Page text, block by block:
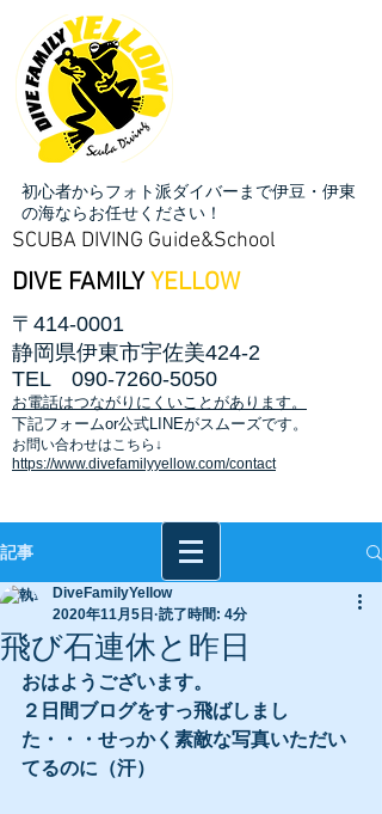
初心者からフォト派ダイバーまで伊豆・伊東
の海ならお任せください！
SCUBA DIVING Guide&School
DIVE FAMILY YELLOW
〒414-0001
静岡県伊東市宇佐美424-2
TEL 090-7260-5050
お電話はつながりにくいことがあります。
​下記フォームor公式LINEがスムーズです。
お問い合わせはこちら↓
https://www.divefamilyyellow.com/contact
記事
飛び石連休と昨日
DiveFamilyYellow
2020年11月5日 読了時間: 4分
おはようございます。
２日間ブログをすっ飛ばしまし
た・・・せっかく素敵な写真いただい
てるのに（汗）